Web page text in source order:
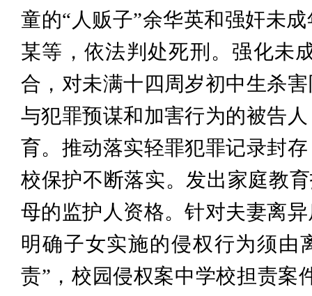
童的“人贩子”余华英和强奸未
某等，依法判处死刑。强化未
合，对未满十四周岁初中生杀
与犯罪预谋和加害行为的被告
育。推动落实轻罪犯罪记录封
校保护不断落实。发出家庭教
母的监护人资格。针对夫妻离
明确子女实施的侵权行为须由
责”，校园侵权案中学校担责案